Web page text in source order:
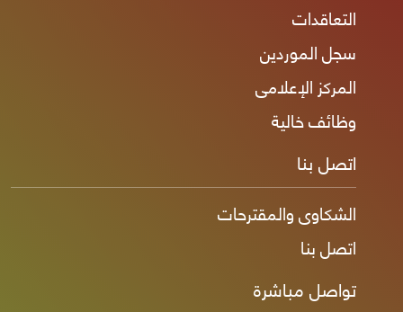
التعاقدات
سجل الموردين
المركز الإعلامى
وظائف خالية
اتصل بنا
الشكاوى والمقترحات
اتصل بنا
تواصل مباشرة